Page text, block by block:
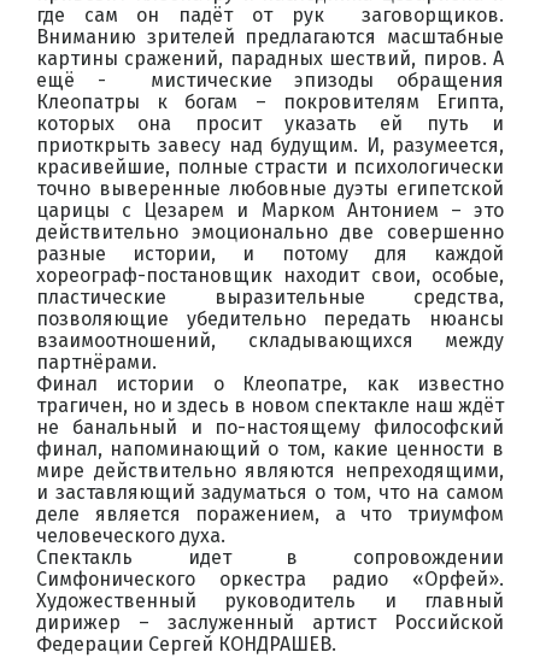
где сам он падёт от рук заговорщиков.
Вниманию зрителей предлагаются масштабные
картины сражений, парадных шествий, пиров. А
ещё - мистические эпизоды обращения
Клеопатры к богам – покровителям Египта,
которых она просит указать ей путь и
приоткрыть завесу над будущим. И, разумеется,
красивейшие, полные страсти и психологически
точно выверенные любовные дуэты египетской
царицы с Цезарем и Марком Антонием – это
действительно эмоционально две совершенно
разные истории, и потому для каждой
хореограф-постановщик находит свои, особые,
пластические выразительные средства,
позволяющие убедительно передать нюансы
взаимоотношений, складывающихся между
партнёрами.
Финал истории о Клеопатре, как известно
трагичен, но и здесь в новом спектакле наш ждёт
не банальный и по-настоящему философский
финал, напоминающий о том, какие ценности в
мире действительно являются непреходящими,
и заставляющий задуматься о том, что на самом
деле является поражением, а что триумфом
человеческого духа.
Спектакль идет в сопровождении
Симфонического оркестра радио «Орфей».
Художественный руководитель и главный
дирижер – заслуженный артист Российской
Федерации Сергей КОНДРАШЕВ.